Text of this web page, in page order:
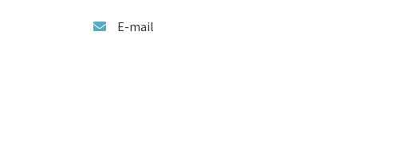
E-mail